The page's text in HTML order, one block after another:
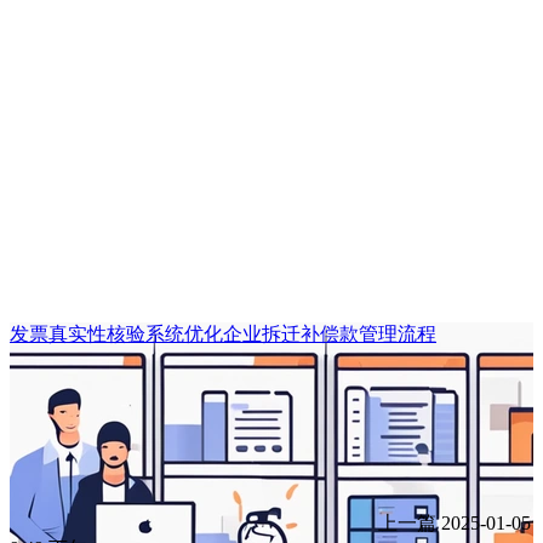
发票真实性核验系统优化企业拆迁补偿款管理流程
上一篇 2025-01-05